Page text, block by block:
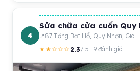
4
Sửa chữa cửa cuốn Quy
87 Tăng Bạt Hổ, Quy Nhơn, Gia
★★☆☆☆ 2.3/ 5 · 9 đánh giá